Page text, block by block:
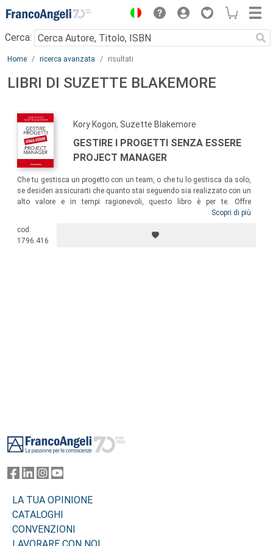
Menu
Cerca:
Main content
Home ricerca avanzata risultati
LIBRI DI SUZETTE BLAKEMORE
Kory Kogon, Suzette Blakemore
GESTIRE I PROGETTI SENZA ESSERE
PROJECT MANAGER
Che tu gestisca un progetto con un team, o che tu lo gestisca da solo,
se desideri assicurarti che quanto stai seguendo sia realizzato con un
alto valore e in tempi ragionevoli, questo libro è per te. Offre
approfondimenti pratici e reali per una gestione efficace dei progetti,
Senza essere un project manager, anche tu potrai eccellere nel
coordinare o gestire progetti che implicano complessità, velocità di
Scopri di più
cod.
1796.416
LA TUA OPINIONE
CATALOGHI
CONVENZIONI